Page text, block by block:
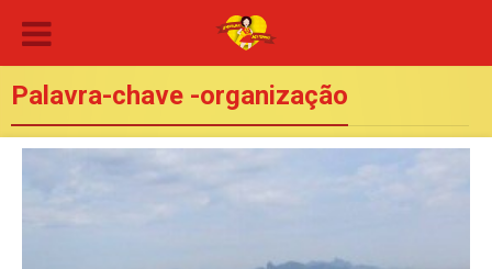
Palavra-chave -organização